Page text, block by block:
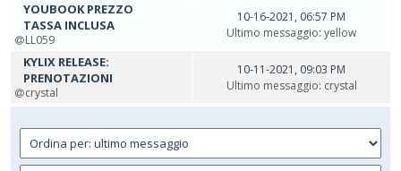
YOUBOOK PREZZO
TASSA INCLUSA
LL059
10-16-2021, 06:57 PM
Ultimo messaggio: yellow
KYLIX RELEASE:
PRENOTAZIONI
crystal
10-11-2021, 09:03 PM
Ultimo messaggio: crystal